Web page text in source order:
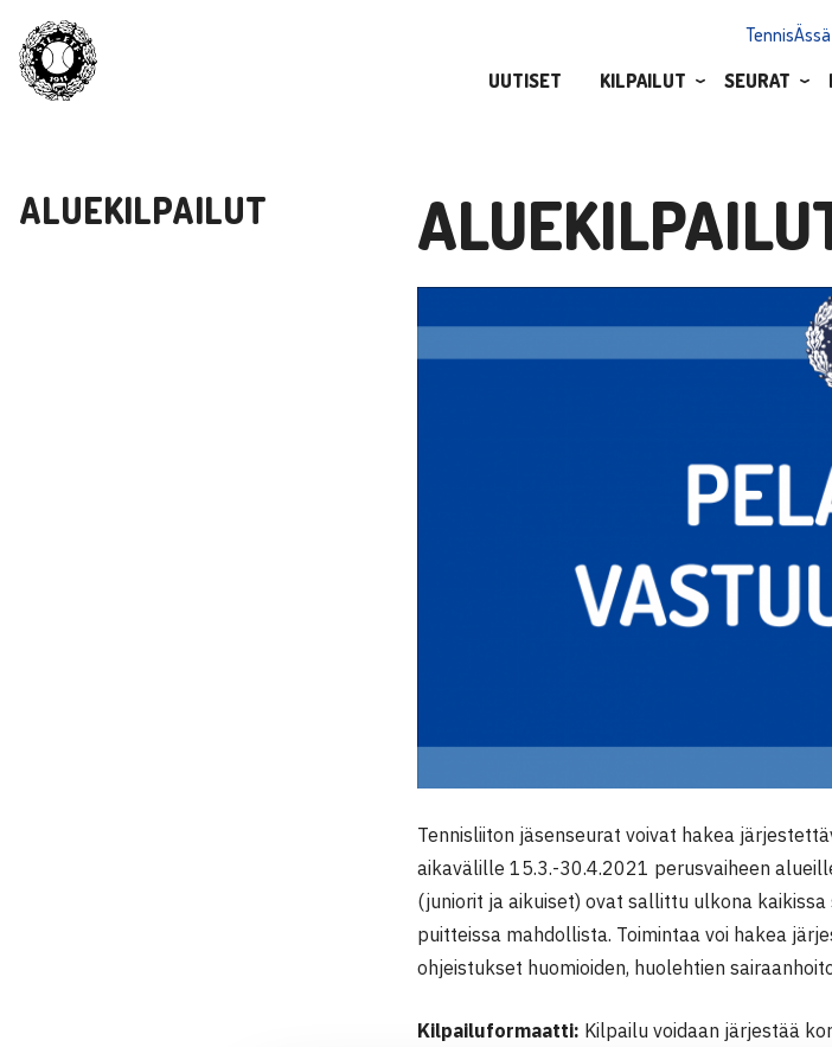
TennisÄssä
UUTISET
KILPAILUT SEURAT
ALUEKILPAILUT
Tennisliiton jäsenseurat voivat hakea
aikavälille 15.3.-30.4.2021 perusvaiheen
(juniorit ja aikuiset) ovat sallittu ulkona
puitteissa mahdollista. Toimintaa voi hakea
ohjeistukset huomioiden, huolehtien
Kilpailuformaatti: Kilpailu voidaan järjestää